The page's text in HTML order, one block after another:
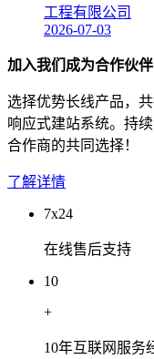
工程有限公司
2026-07-03
加入我们成为合作伙伴
选择优势长线产品，
响应式建站系统。持
合作商的共同选择！
了解详情
7x24
在线售后支持
10
+
10年互联网服务